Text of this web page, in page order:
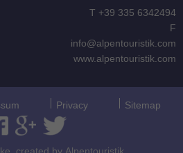
T +39 335 6342494
F
info@alpentouristik.com
www.alpentouristik.com
Privacy Sitemap